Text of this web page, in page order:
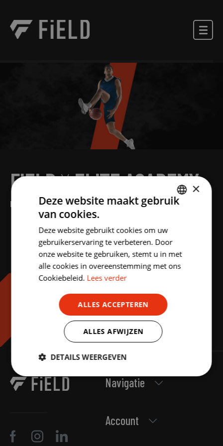
FIELDXELITE ACADEMY
ELITE ACADEMY / ELITE ATHLETES
Navigatie
Account
×
Deze website maakt gebruik
van cookies.
Deze website gebruikt cookies om uw
gebruikerservaring te verbeteren. Door
onze website te gebruiken, stemt u in met
alle cookies in overeenstemming met ons
Cookiebeleid. Lees verder
ALLES ACCEPTEREN
ALLES AFWIJZEN
DETAILS WEERGEVEN
Strikt
noodzakelijk
Prestatie Targeting
Niet-